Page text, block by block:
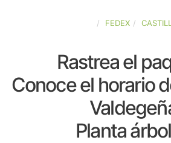
FEDEX
Rastrea el
Conoce el horario
Planta